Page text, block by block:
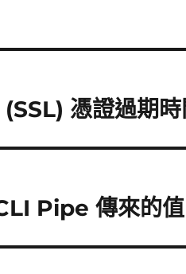
憑證過期時
Pipe 傳來的值